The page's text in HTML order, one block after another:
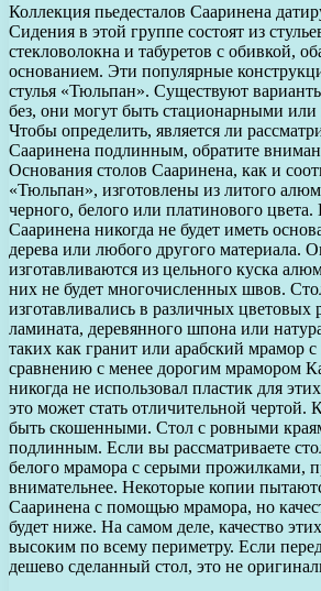
Коллекция пьедесталов Сааринена
Сидения в этой группе состоят из
стекловолокна и табуретов с обивкой,
основанием. Эти популярные
стулья «Тюльпан». Существуют
без, они могут быть стационарными
Чтобы определить, является ли
Сааринена подлинным, обратите
Основания столов Сааринена, как и
«Тюльпан», изготовлены из литого
черного, белого или платинового
Сааринена никогда не будет иметь
дерева или любого другого материала.
изготавливаются из цельного куска
них не будет многочисленных швов.
изготавливались в различных цветовых
ламината, деревянного шпона или
таких как гранит или арабский мрамор
сравнению с менее дорогим мрамором
никогда не использовал пластик для
это может стать отличительной чертой.
быть скошенными. Стол с ровными
подлинным. Если вы рассматриваете
белого мрамора с серыми прожилками,
внимательнее. Некоторые копии
Сааринена с помощью мрамора, но
будет ниже. На самом деле, качество
высоким по всему периметру. Если
дешево сделанный стол, это не